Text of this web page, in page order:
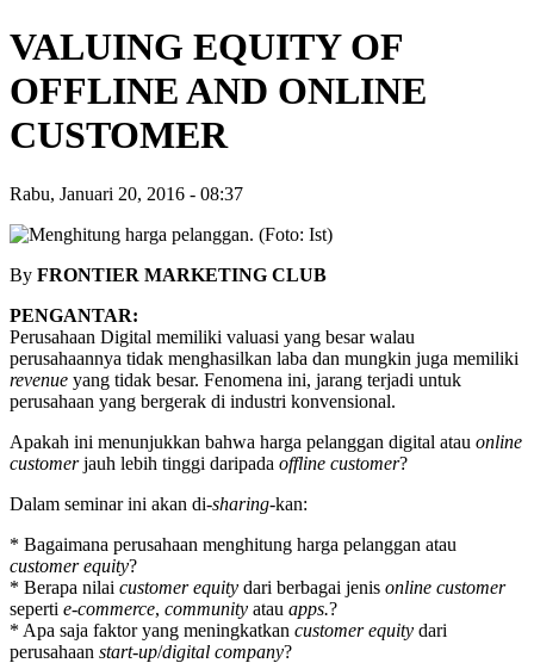
VALUING EQUITY OF
OFFLINE AND ONLINE
CUSTOMER
Rabu, Januari 20, 2016 - 08:37
By FRONTIER MARKETING CLUB
PENGANTAR:
Perusahaan Digital memiliki valuasi yang besar walau
perusahaannya tidak menghasilkan laba dan mungkin juga memiliki
revenue yang tidak besar. Fenomena ini, jarang terjadi untuk
perusahaan yang bergerak di industri konvensional.
Apakah ini menunjukkan bahwa harga pelanggan digital atau online
customerjauh lebih tinggi daripada offline customer?
Dalam seminar ini akan di-sharing-kan:
* Bagaimana perusahaan menghitung harga pelanggan atau
customer equity?
* Berapa nilai customer equity dari berbagai jenis online customer
seperti e-commerce, community atau apps.?
* Apa saja faktor yang meningkatkan customer equity dari
perusahaan start-up/digital company?